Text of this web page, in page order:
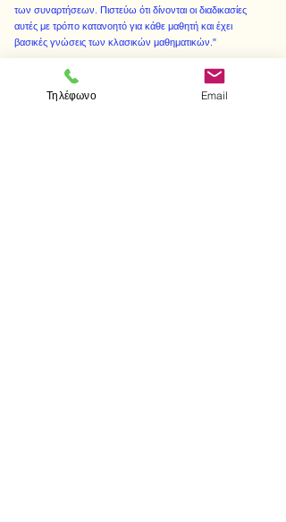
των συναρτήσεων. Πιστεύω ότι δίνονται οι διαδικασίες
αυτές με τρόπο κατανοητό για κάθε μαθητή και έχει
βασικές γνώσεις των κλασικών μαθηματικών."
Τηλέφωνο Email